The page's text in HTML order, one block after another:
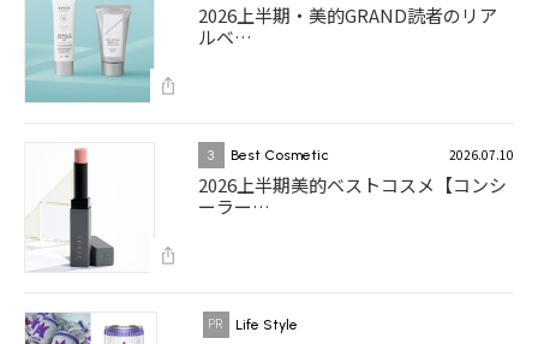
2026上半期・美的GRAND読者のリア
ルベ…
3 Best Cosmetic 2026.07.10
2026上半期美的ベストコスメ【コンシ
ーラー…
Life Style